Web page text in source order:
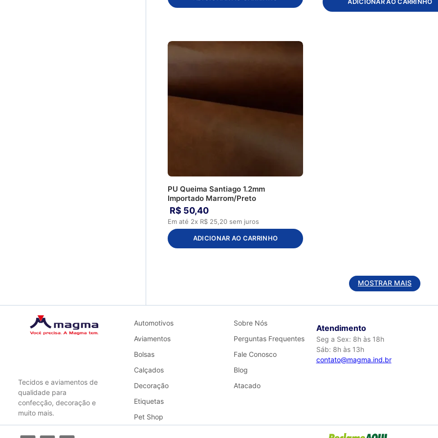
PU Queima Santiago 1.2mm
Importado Marrom/Preto
R$ 50,40
Em até 2x R$ 25,20 sem juros
ADICIONAR AO CARRINHO
MOSTRAR MAIS
Tecidos e aviamentos de
qualidade para
confecção, decoração e
muito mais.
Automotivos
Aviamentos
Bolsas
Calçados
Decoração
Etiquetas
Pet Shop
Sobre Nós
Perguntas Frequentes
Fale Conosco
Blog
Atacado
Atendimento
Seg a Sex: 8h às 18h
Sáb: 8h às 13h
contato@magma.ind.br